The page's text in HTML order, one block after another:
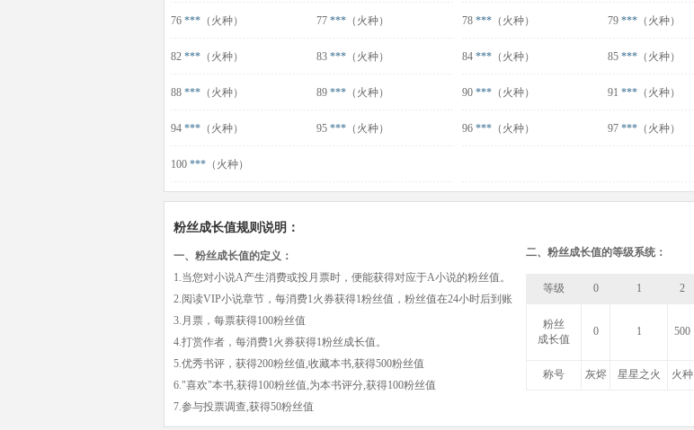
76 *** （火种） 77 *** （火种） 78 *** （火种） 79 *** （火种）
82 *** （火种） 83 *** （火种） 84 *** （火种） 85 *** （火种）
88 *** （火种） 89 *** （火种） 90 *** （火种） 91 *** （火种）
94 *** （火种） 95 *** （火种） 96 *** （火种） 97 *** （火种）
100 *** （火种）
粉丝成长值规则说明：
一、粉丝成长值的定义：
1.当您对小说A产生消费或投月票时，便能获得对应于A小说的粉丝值。
2.阅读VIP小说章节，每消费1火券获得1粉丝值，粉丝值在24小时后到账
3.月票，每票获得100粉丝值
4.打赏作者，每消费1火券获得1粉丝成长值。
5.优秀书评，获得200粉丝值,收藏本书,获得500粉丝值
6."喜欢"本书,获得100粉丝值,为本书评分,获得100粉丝值
7.参与投票调查,获得50粉丝值
二、粉丝成长值的等级系统：
等级 0 1 2
粉丝
成长值
0 1 500
称号 灰烬 星星之火 火种